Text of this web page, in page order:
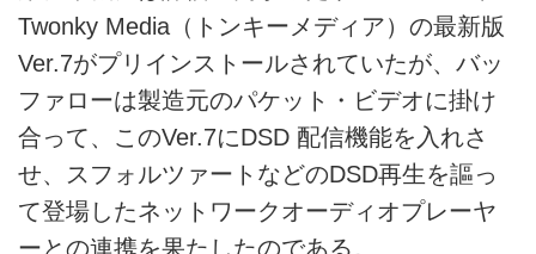
Twonky Media（トンキーメディア）の最新版
Ver.7がプリインストールされていたが、バッ
ファローは製造元のパケット・ビデオに掛け
合って、このVer.7にDSD 配信機能を入れさ
せ、スフォルツァートなどのDSD再生を謳っ
て登場したネットワークオーディオプレーヤ
ーとの連携を果たしたのである。